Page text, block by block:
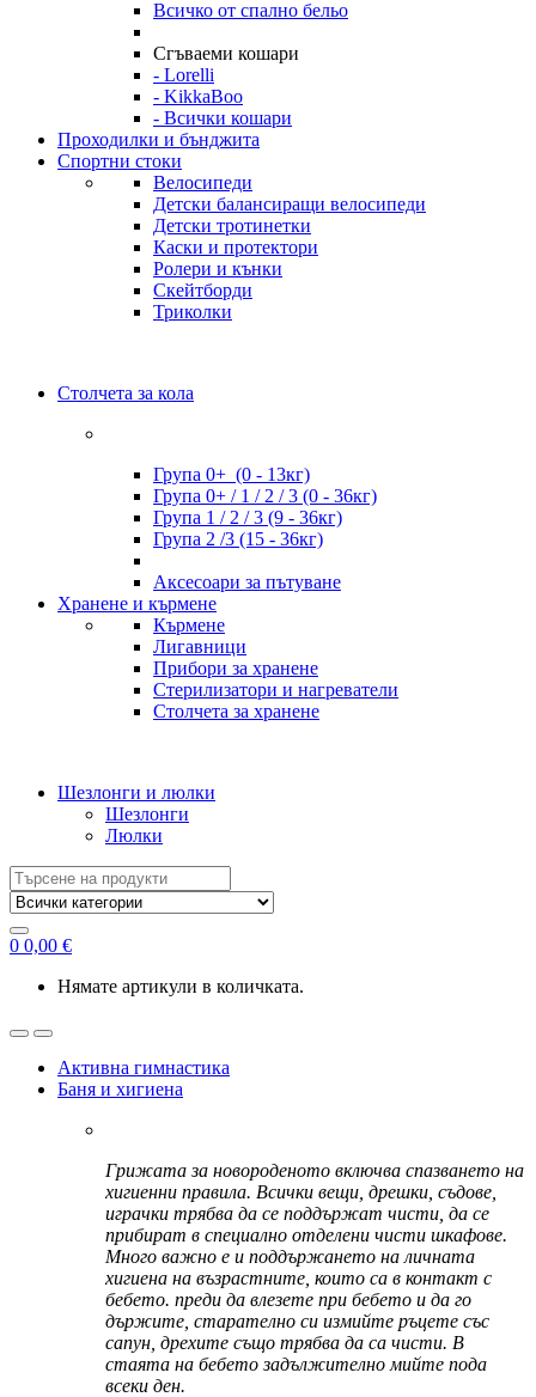
Всичко от спално бельо
Сгъваеми кошари
- Lorelli
- KikkaBoo
- Всички кошари
Проходилки и бънджита
Спортни стоки
Велосипеди
Детски балансиращи велосипеди
Детски тротинетки
Каски и протектори
Ролери и кънки
Скейтборди
Триколки
Столчета за кола
Група 0+ (0 - 13кг)
Група 0+ / 1 / 2 / 3 (0 - 36кг)
Група 1 / 2 / 3 (9 - 36кг)
Група 2 /3 (15 - 36кг)
Аксесоари за пътуване
Хранене и кърмене
Кърмене
Лигавници
Прибори за хранене
Стерилизатори и нагреватели
Столчета за хранене
Шезлонги и люлки
Шезлонги
Люлки
Search
for:
0 0,00 €
Нямате артикули в количката.
Активна гимнастика
Баня и хигиена
Грижата за новороденото включва спазването на
хигиенни правила. Всички вещи, дрешки, съдове,
играчки трябва да се поддържат чисти, да се
прибират в специално отделени чисти шкафове.
Много важно е и поддържането на личната
хигиена на възрастните, които са в контакт с
бебето. преди да влезете при бебето и да го
държите, старателно си измийте ръцете със
сапун, дрехите също трябва да са чисти. В
стаята на бебето задължително мийте пода
всеки ден.